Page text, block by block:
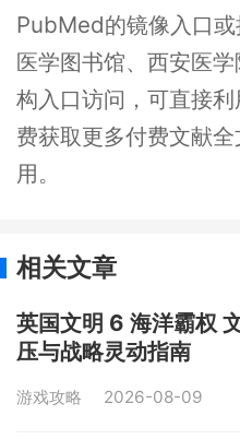
PubMed的镜像入口
医学图书馆、西安医
构入口访问，可直接
费获取更多付费文献
用。
相关文章
英国文明 6 海洋霸权
压与战略灵动指南
游戏攻略 2026-08-09